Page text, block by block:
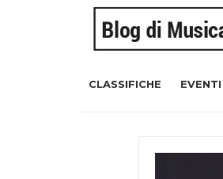
CLASSIFICHE EVENTI